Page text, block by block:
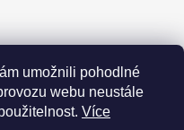
umožnili pohodlné
webu neustále
Více